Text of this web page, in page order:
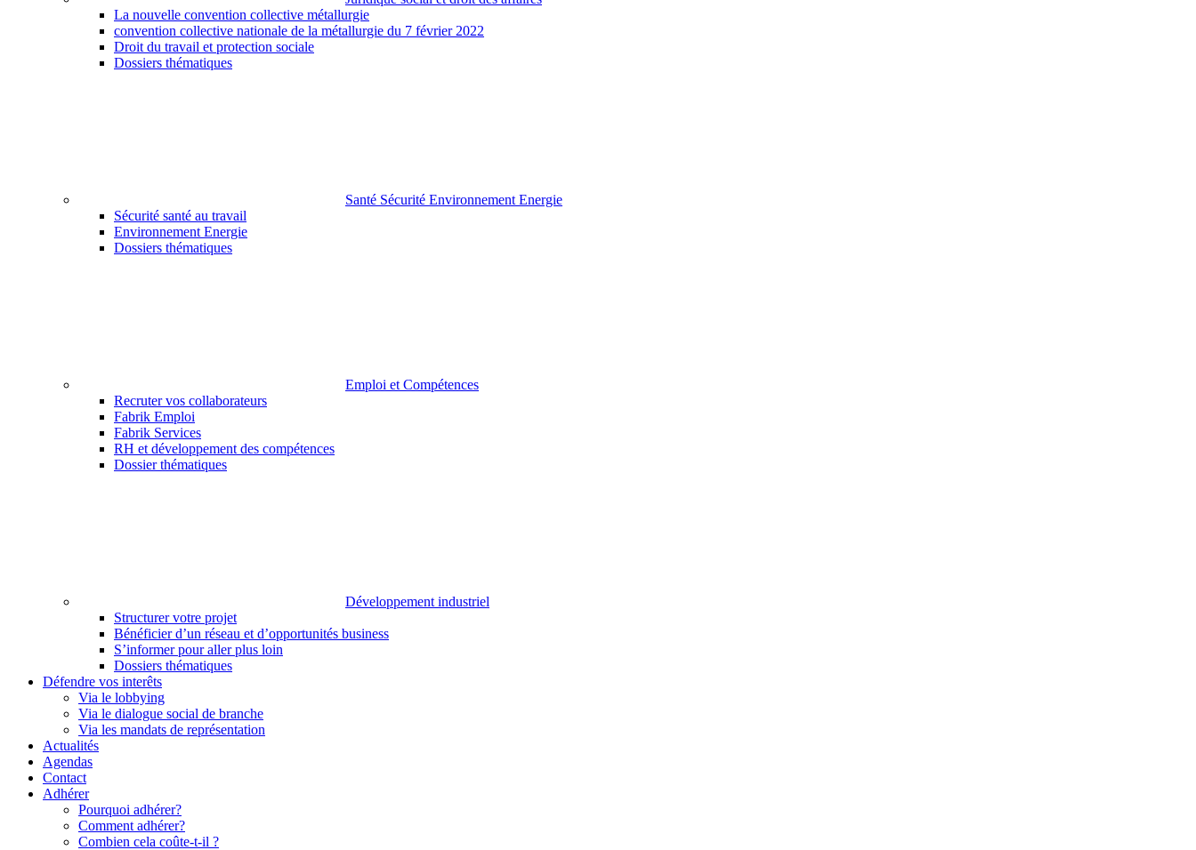
La nouvelle convention collective métallurgie
convention collective nationale de la métallurgie du 7 février 2022
Droit du travail et protection sociale
Dossiers thématiques
Santé Sécurité Environnement Energie
Sécurité santé au travail
Environnement Energie
Dossiers thématiques
Emploi et Compétences
Recruter vos collaborateurs
Fabrik Emploi
Fabrik Services
RH et développement des compétences
Dossier thématiques
Développement industriel
Structurer votre projet
Bénéficier d’un réseau et d’opportunités business
S’informer pour aller plus loin
Dossiers thématiques
Défendre vos interêts
Via le lobbying
Via le dialogue social de branche
Via les mandats de représentation
Actualités
Agendas
Contact
Adhérer
Pourquoi adhérer?
Comment adhérer?
Combien cela coûte-t-il ?